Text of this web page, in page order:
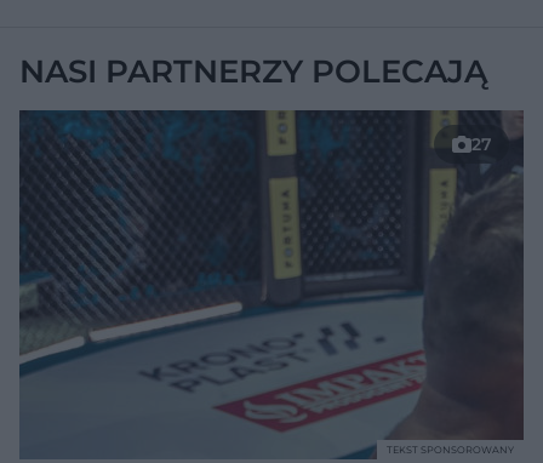
NASI PARTNERZY POLECAJĄ
27
TEKST SPONSOROWANY